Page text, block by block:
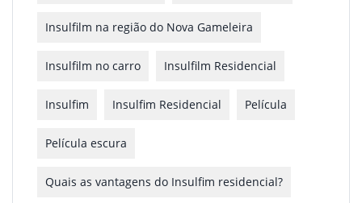
Insulfilm na região do Nova Gameleira
Insulfilm no carro Insulfilm Residencial
Insulfim Insulfim Residencial Película
Película escura
Quais as vantagens do Insulfim residencial?